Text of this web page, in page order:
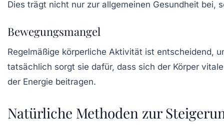
Dies trägt nicht nur zur allgemeinen Gesundheit bei,
Bewegungsmangel
Regelmäßige körperliche Aktivität ist entscheidend,
tatsächlich sorgt sie dafür, dass sich der Körper
der Energie beitragen.
Natürliche Methoden zur